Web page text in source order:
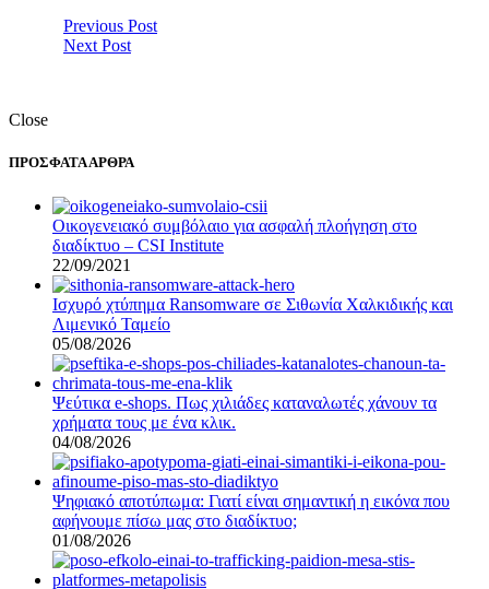
Previous Post
Next Post
Close
ΠΡΟΣΦΑΤΑ ΑΡΘΡΑ
Οικογενειακό συμβόλαιο για ασφαλή πλοήγηση στο
διαδίκτυο – CSI Institute
22/09/2021
Ισχυρό χτύπημα Ransomware σε Σιθωνία Χαλκιδικής και
Λιμενικό Ταμείο
05/08/2026
Ψεύτικα e-shops. Πως χιλιάδες καταναλωτές χάνουν τα
χρήματα τους με ένα κλικ.
04/08/2026
Ψηφιακό αποτύπωμα: Γιατί είναι σημαντική η εικόνα που
αφήνουμε πίσω μας στο διαδίκτυο;
01/08/2026